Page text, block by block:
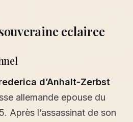
eclairee
d’Anhalt-Zerbst
allemande epouse du
Après l’assassinat de son